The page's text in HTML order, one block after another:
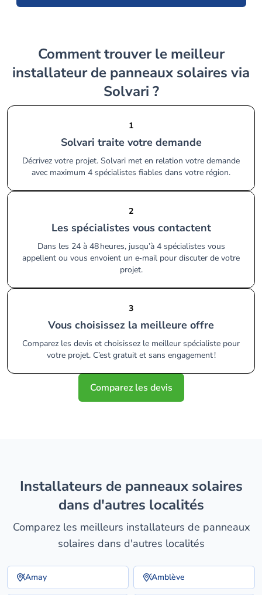
Comment trouver le meilleur
installateur de panneaux solaires via
Solvari ?
1
Solvari traite votre demande
Décrivez votre projet. Solvari met en relation votre demande
avec maximum 4 spécialistes fiables dans votre région.
2
Les spécialistes vous contactent
Dans les 24 à 48 heures, jusqu’à 4 spécialistes vous
appellent ou vous envoient un e‑mail pour discuter de votre
projet.
3
Vous choisissez la meilleure offre
Comparez les devis et choisissez le meilleur spécialiste pour
votre projet. C’est gratuit et sans engagement !
Comparez les devis
installateurs de panneaux solaires
dans d'autres localités
Comparez les meilleurs installateurs de panneaux
solaires dans d'autres localités
Amay Amblève